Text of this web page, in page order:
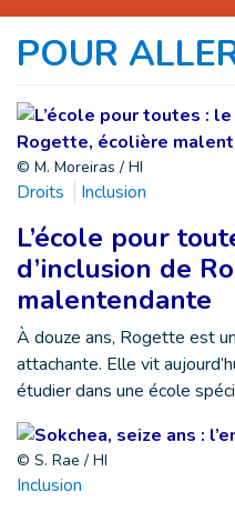
POUR
© M. Moreiras / HI
Droits Inclusion
L’école pour
d’inclusion de
malentendante
À douze ans, Rogette est
attachante. Elle vit
étudier dans une école
© S. Rae / HI
Inclusion